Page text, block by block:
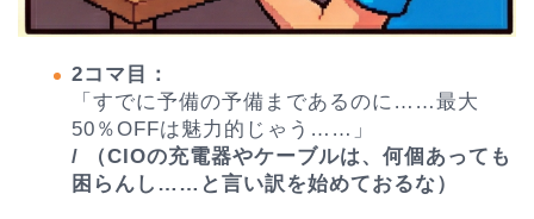
2コマ目：
「すでに予備の予備まであるのに……最大
50％OFFは魅力的じゃう……」
/ （CIOの充電器やケーブルは、何個あっても
困らんし……と言い訳を始めておるな）